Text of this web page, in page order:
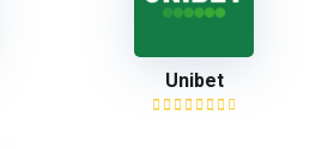
Unibet